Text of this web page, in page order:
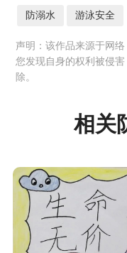
防溺水 游泳安全
声明：该作品来源于网
您发现自身的权利被侵害
除。
相关